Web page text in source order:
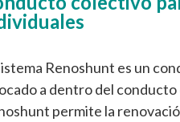
Renoshunt es un
a dentro del
permite la